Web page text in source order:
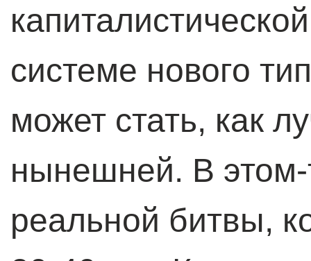
системе нового
может стать, как
нынешней. В этом-
реальной битвы,